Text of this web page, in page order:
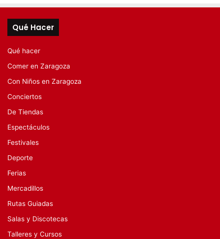
Qué Hacer
Qué hacer
Comer en Zaragoza
Con Niños en Zaragoza
Conciertos
De Tiendas
Espectáculos
Festivales
Deporte
Ferias
Mercadillos
Rutas Guiadas
Salas y Discotecas
Talleres y Cursos